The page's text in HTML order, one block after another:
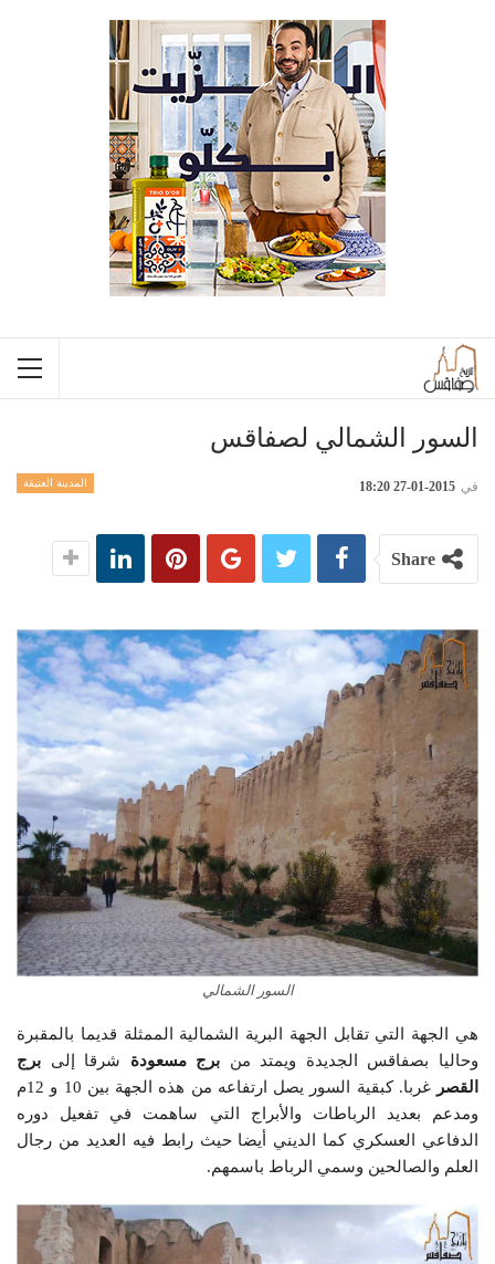
السور الشمالي لصفاقس
المدينة العتيقة في 2015-01-27 18:20
Share
السور الشمالي
هي الجهة التي تقابل الجهة البرية الشمالية الممثلة قديما بالمقبرة
وحاليا بصفاقس الجديدة ويمتد من برج مسعودة شرقا إلى برج
القصر
غربا. كبقية السور يصل ارتفاعه من هذه الجهة بين 10 و 12م
ومدعم بعديد الرباطات والأبراج التي ساهمت في تفعيل دوره
الدفاعي العسكري كما الديني أيضا حيث رابط فيه العديد من رجال
العلم والصالحين وسمي الرباط باسمهم.